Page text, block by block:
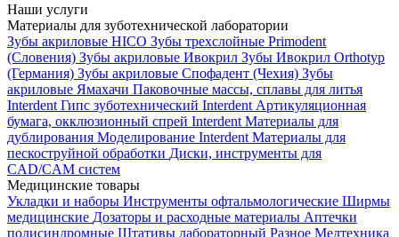
Наши услуги
Материалы для зуботехнической лаборатории
Зубы акриловые HICO Зубы трехслойные Primodent
(Словения) Зубы акриловые Ивокрил Зубы Ивокрил Orthotyp
(Германия) Зубы акриловые Спофадент (Чехия) Зубы
акриловые Ямахачи Паковочные массы, сплавы для литья
Interdent Гипс зуботехнический Interdent Артикуляционная
бумага, окклюзионный спрей Interdent Материалы для
дублирования Моделирование Interdent Материалы для
пескоструйной обработки Диски, инструменты для
CAD/CAM систем
Медицинские товары
Укладки и наборы Инструменты офтальмологические Ширмы
медицинские Дозаторы и расходные материалы Аптечки
полисиндромные Штативы лабораторный Разное Медтехника